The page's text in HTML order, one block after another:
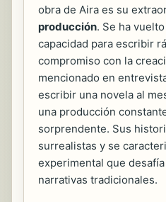
obra de Aira es su
producción. Se ha
capacidad para escribir
compromiso con la
mencionado en
escribir una novela al
una producción
sorprendente. Sus
surrealistas y se
experimental que
narrativas tradicionales.